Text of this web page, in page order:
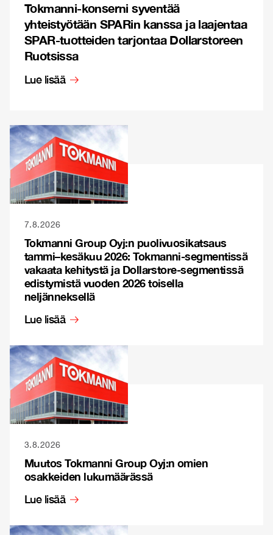
Tokmanni-konserni syventää
yhteistyötään SPARin kanssa ja laajentaa
SPAR-tuotteiden tarjontaa Dollarstoreen
Ruotsissa
Lue lisää
7.8.2026
Tokmanni Group Oyj:n puolivuosikatsaus
tammi–kesäkuu 2026: Tokmanni-segmentissä
vakaata kehitystä ja Dollarstore-segmentissä
edistymistä vuoden 2026 toisella
neljänneksellä
Lue lisää
3.8.2026
Muutos Tokmanni Group Oyj:n omien
osakkeiden lukumäärässä
Lue lisää